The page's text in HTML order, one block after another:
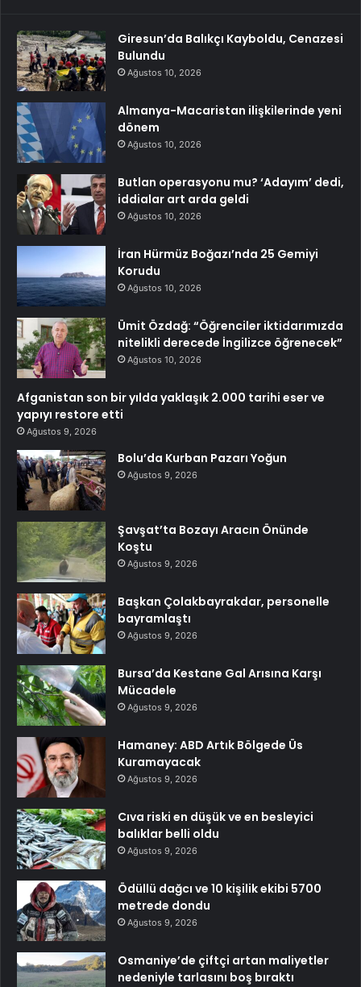
Giresun’da Balıkçı Kayboldu, Cenazesi
Bulundu
Ağustos 10, 2026
Almanya-Macaristan ilişkilerinde yeni
dönem
Ağustos 10, 2026
Butlan operasyonu mu? ‘Adayım’ dedi,
iddialar art arda geldi
Ağustos 10, 2026
İran Hürmüz Boğazı’nda 25 Gemiyi
Korudu
Ağustos 10, 2026
Ümit Özdağ: “Öğrenciler iktidarımızda
nitelikli derecede İngilizce öğrenecek”
Ağustos 10, 2026
Afganistan son bir yılda yaklaşık 2.000 tarihi eser ve
yapıyı restore etti
Ağustos 9, 2026
Bolu’da Kurban Pazarı Yoğun
Ağustos 9, 2026
Şavşat’ta Bozayı Aracın Önünde
Koştu
Ağustos 9, 2026
Başkan Çolakbayrakdar, personelle
bayramlaştı
Ağustos 9, 2026
Bursa’da Kestane Gal Arısına Karşı
Mücadele
Ağustos 9, 2026
Hamaney: ABD Artık Bölgede Üs
Kuramayacak
Ağustos 9, 2026
Cıva riski en düşük ve en besleyici
balıklar belli oldu
Ağustos 9, 2026
Ödüllü dağcı ve 10 kişilik ekibi 5700
metrede dondu
Ağustos 9, 2026
Osmaniye’de çiftçi artan maliyetler
nedeniyle tarlasını boş bıraktı